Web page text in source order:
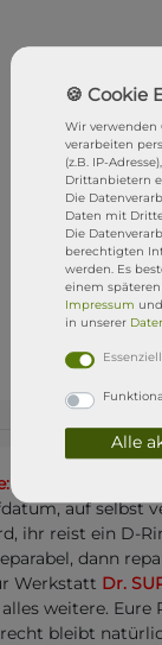
Jedes bei uns
auf selbst
ihr reist ein D-
dann
Werkstatt Dr.
weitere. Eure
bleibt
Wir verwenden
verarbeiten
(z.B. IP-
Drittanbietern
Die
Daten mit
Die
berechtigten
werden. Es
einem
Impressum
in unserer
Essenziell
Alle